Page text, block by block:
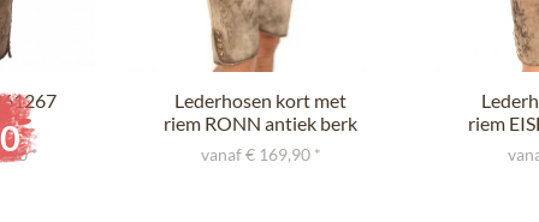
*
Lederhosen kort met
riem RONN antiek berk
vanaf € 169,90 *
riem